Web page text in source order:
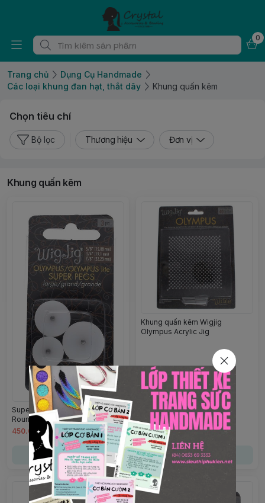
0
Trang chủ
Dụng Cụ Handmade
Các loại khung đan hạt, thắt dây
Khung quấn kẽm
Chọn tiêu chí
Bộ lọc Thương hiệu Đơn vị
Khung quấn kẽm
Super Peg Large-Olympus-
Round
450.000đ
Chọn mua
Khung quấn kẽm Wigjig
Olympus Acrylic Jig
1.250.000đ
Chọn mua